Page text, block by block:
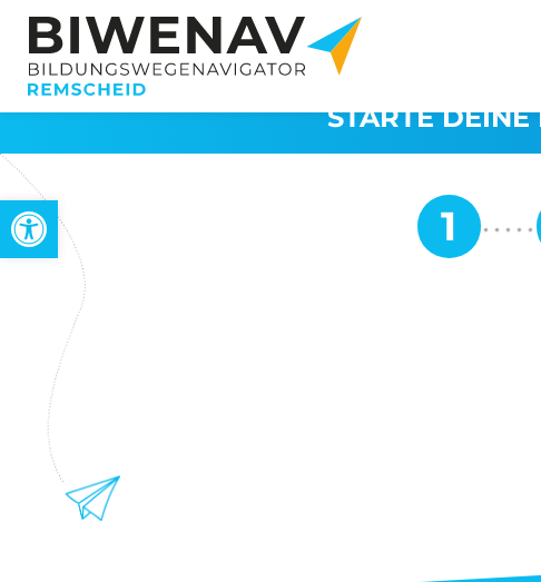
Werkzeugleiste öffnen
STARTE DEINE